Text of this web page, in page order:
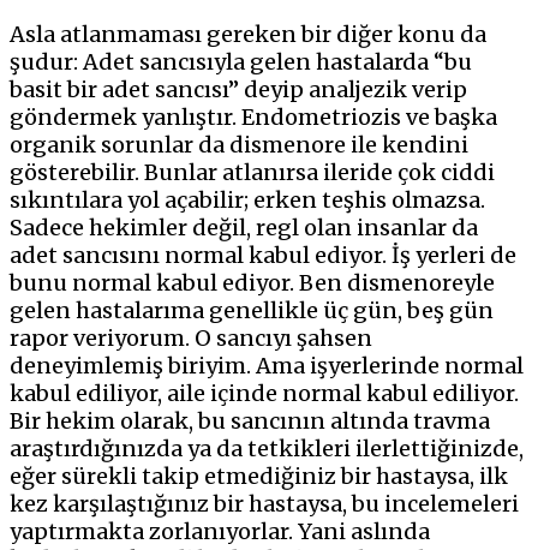
Asla atlanmaması gereken bir diğer konu da
şudur: Adet sancısıyla gelen hastalarda “bu
basit bir adet sancısı” deyip analjezik verip
göndermek yanlıştır. Endometriozis ve başka
organik sorunlar da dismenore ile kendini
gösterebilir. Bunlar atlanırsa ileride çok ciddi
sıkıntılara yol açabilir; erken teşhis olmazsa.
Sadece hekimler değil, regl olan insanlar da
adet sancısını normal kabul ediyor. İş yerleri de
bunu normal kabul ediyor. Ben dismenoreyle
gelen hastalarıma genellikle üç gün, beş gün
rapor veriyorum. O sancıyı şahsen
deneyimlemiş biriyim. Ama işyerlerinde normal
kabul ediliyor, aile içinde normal kabul ediliyor.
Bir hekim olarak, bu sancının altında travma
araştırdığınızda ya da tetkikleri ilerlettiğinizde,
eğer sürekli takip etmediğiniz bir hastaysa, ilk
kez karşılaştığınız bir hastaysa, bu incelemeleri
yaptırmakta zorlanıyorlar. Yani aslında